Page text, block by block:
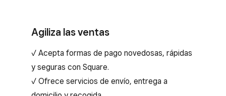
Agiliza las ventas
✓ Acepta formas de pago novedosas, rápidas
y seguras con Square.
✓ Ofrece servicios de envío, entrega a